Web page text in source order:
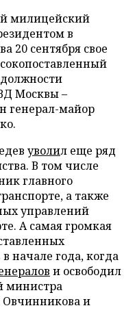
милицейский
в
20 сентября свое
Москвы –
генерал-майор
уволил еще ряд
В том числе
главного
а также
управлений
А самая громкая
начале года, когда
и освободил
министра
и